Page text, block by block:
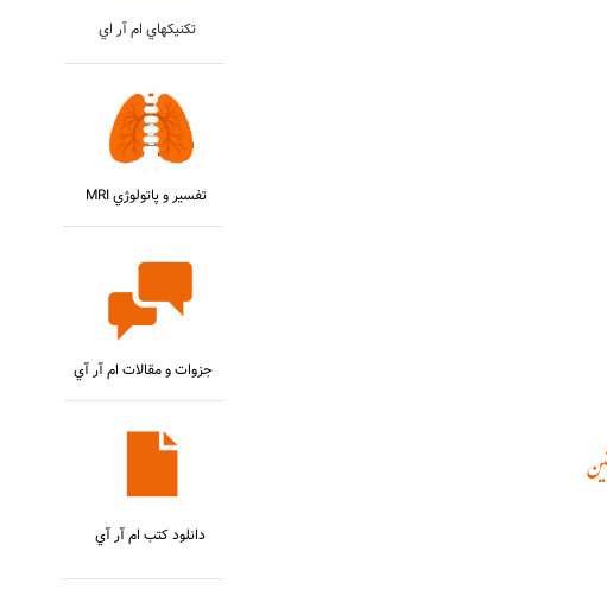
MRI تفسير و پاتولوژي
جزوات و مقالات ام آر آي
تکنيکهاي ام آر اي
دانلود کتب ام آر آي